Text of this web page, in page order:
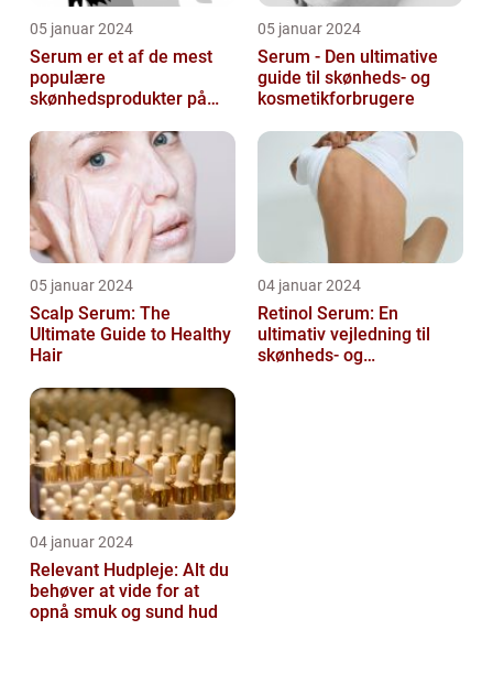
05 januar 2024
Serum er et af de mest
populære
skønhedsprodukter på
ansigt er en vigtig de...
05 januar 2024
Serum - Den ultimative
guide til skønheds- og
kosmetikforbrugere
05 januar 2024
Scalp Serum: The
Ultimate Guide to Healthy
Hair
04 januar 2024
Retinol Serum: En
ultimativ vejledning til
skønheds- og
04 januar 2024
Relevant Hudpleje: Alt du
behøver at vide for at
opnå smuk og sund hud